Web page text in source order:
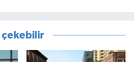
çekebilir